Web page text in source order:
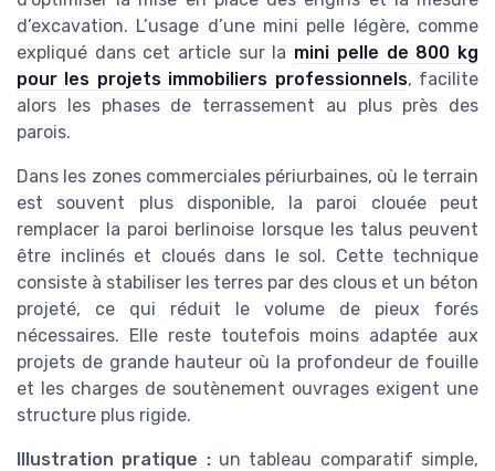
d’excavation. L’usage d’une mini pelle légère, comme
expliqué dans cet article sur la mini pelle de 800 kg
pour les projets immobiliers professionnels, facilite
alors les phases de terrassement au plus près des
parois.
Dans les zones commerciales périurbaines, où le terrain
est souvent plus disponible, la paroi clouée peut
remplacer la paroi berlinoise lorsque les talus peuvent
être inclinés et cloués dans le sol. Cette technique
consiste à stabiliser les terres par des clous et un béton
projeté, ce qui réduit le volume de pieux forés
nécessaires. Elle reste toutefois moins adaptée aux
projets de grande hauteur où la profondeur de fouille
et les charges de soutènement ouvrages exigent une
structure plus rigide.
Illustration pratique :un tableau comparatif simple,